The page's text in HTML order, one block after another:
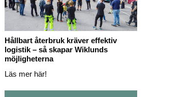
Hållbart återbruk kräver effektiv
logistik – så skapar Wiklunds
möjligheterna
Läs mer här!